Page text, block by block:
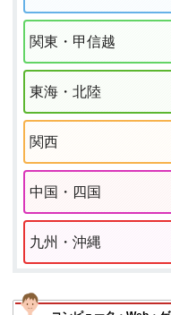
関東・甲信越
東海・北陸
関西
中国・四国
九州・沖縄